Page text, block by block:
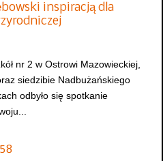
inspiracją dla
nr 2 w Ostrowi Mazowieckiej,
siedzibie Nadbużańskiego
odbyło się spotkanie